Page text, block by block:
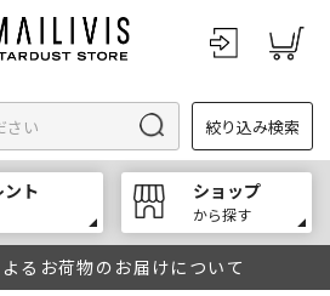
絞り込み検索
ト ショップ
から探す
るお荷物のお届けについて